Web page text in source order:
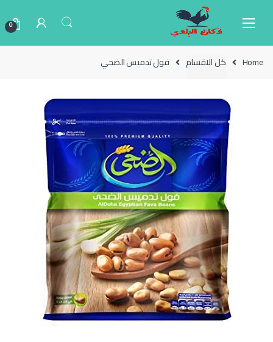
0
Home كل الاقسام فول تدميس الضحي